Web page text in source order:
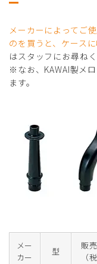
メーカーによってご
のを買うと、ケース
はスタッフにお尋ねく
※なお、KAWAI製メ
ます。
メー
カー
型
販
（